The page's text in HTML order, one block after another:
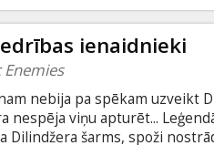
ienaidnieki
Enemies
nebija pa spēkam uzveikt
nespēja viņu apturēt...
Dilindžera šarms, spoži